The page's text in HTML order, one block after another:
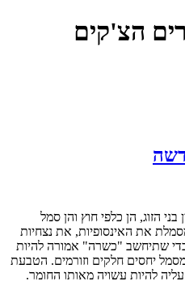
הצ'קים
הזוג, הן כלפי חוץ והן סמל
את האינסופיות, את נצחיות
שתיחשב "כשרה" אמורה להיות
יחסים חלקים וזורמים. הטבעת
להיות עשויה מאותו החומר.